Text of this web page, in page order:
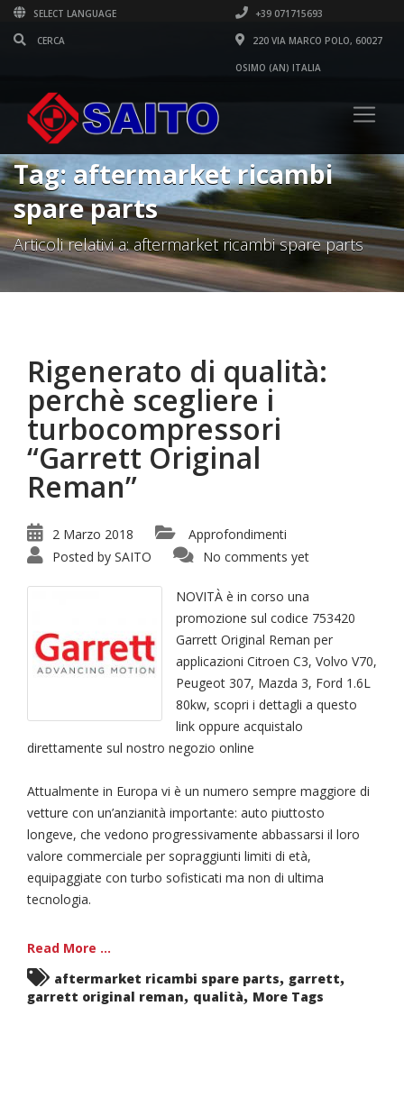
SELECT LANGUAGE +39 071715693
220 VIA MARCO POLO, 60027
OSIMO (AN) ITALIA
Tag: aftermarket ricambi
spare parts
Articoli relativi a: aftermarket ricambi spare parts
Rigenerato di qualità:
perchè scegliere i
turbocompressori
“Garrett Original
Reman”
2 Marzo 2018
Approfondimenti
Posted by SAITO No comments yet
NOVITÀ è in corso una
promozione sul codice 753420
Garrett Original Reman per
applicazioni Citroen C3, Volvo V70,
Peugeot 307, Mazda 3, Ford 1.6L
80kw, scopri i dettagli a questo
link oppure acquistalo
direttamente sul nostro negozio online
Attualmente in Europa vi è un numero sempre maggiore di
vetture con un’anzianità importante: auto piuttosto
longeve, che vedono progressivamente abbassarsi il loro
valore commerciale per sopraggiunti limiti di età,
equipaggiate con turbo sofisticati ma non di ultima
tecnologia.
Read More ...
aftermarket ricambi spare parts, garrett,
garrett original reman, qualità, More Tags